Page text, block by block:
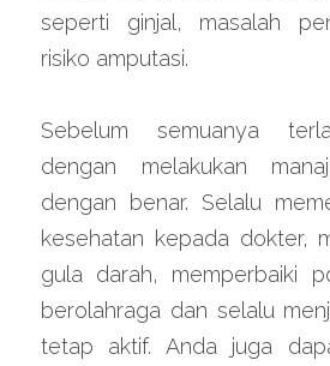
seperti ginjal, masalah
risiko amputasi.
Sebelum semuanya
dengan melakukan
dengan benar. Selalu
kesehatan kepada dokter,
gula darah, memperbaiki
berolahraga dan selalu
tetap aktif. Anda juga